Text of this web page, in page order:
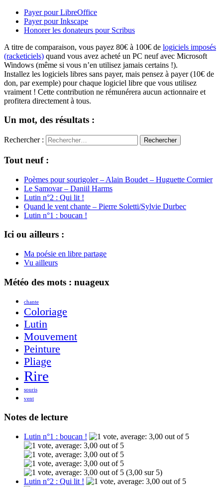
Payer pour LibreOffice
Payer pour Inkscape
Honorer les donateurs pour Scribus
A titre de comparaison, vous payez 80€ à 100€ de logiciels imposés
(racketiciels) quand vous avez acheté un PC neuf avec Microsoft
Windows (même si vous n’en utilisez jamais certains !).
Installez les logiciels libres sans payer, mais pensez à payer (10€ de
don, par exemple) pour chaque logiciel libre que vous utilisez
vraiment ! Cette contribution ne rémunérera aucun actionnaire et
profitera directement à tous.
Un mot, des résultats :
Rechercher :
Tout neuf :
Poèmes pour sourigoler – Alain Boudet – Huguette Cormier
Le Samovar – Daniil Harms
Lutin n°2 : Qui lit !
Quand le vent chante – Pierre Soletti/Sylvie Durbec
Lutin n°1 : boucan !
Ici ou ailleurs :
Ma poésie en libre partage
Vu ailleurs
Météo des mots : nuageux
chante
Coloriage
Lutin
Mouvement
Peinture
Pliage
Rire
souris
vent
Notes de lecture
Lutin n°1 : boucan !
(3,00 sur 5)
Lutin n°2 : Qui lit !